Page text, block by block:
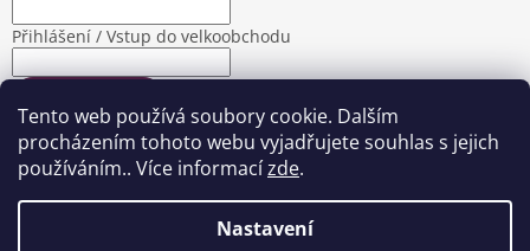
Tento web používá soubory cookie. Dalším
procházením tohoto webu vyjadřujete souhlas s jejich
používáním.. Více informacízde.
Nastavení
Přihlášení / Vstup do velkoobchodu
Nová registrace Zapomenuté heslo
Vytvořil Shoptet|Upravila Shopea.cz